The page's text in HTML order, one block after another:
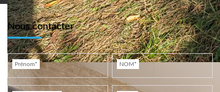
Nous contacter
Prénom* NOM*